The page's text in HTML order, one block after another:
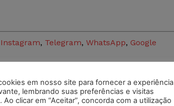
Instagram, Telegram, WhatsApp, Google
em nosso site para fornecer a experiência
lembrando suas preferências e visitas
Ao clicar em “Aceitar”, concorda com a utilização